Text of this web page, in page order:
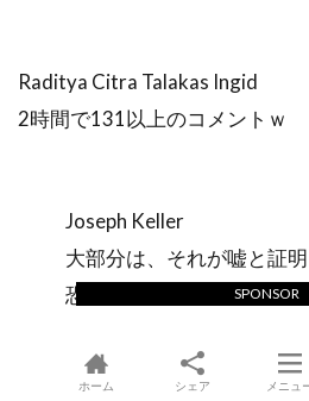
Raditya Citra Talakas Ingid
2時間で131以上のコメントｗ
Joseph Keller
大部分は、それが嘘と証
恐れがある。
SPONSOR
ホーム シェア メニュ